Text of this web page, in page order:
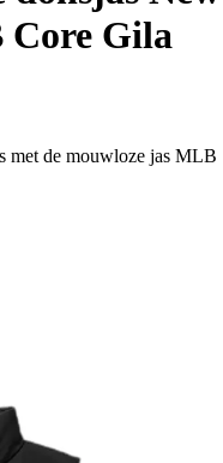
Core Gila
met de mouwloze jas MLB